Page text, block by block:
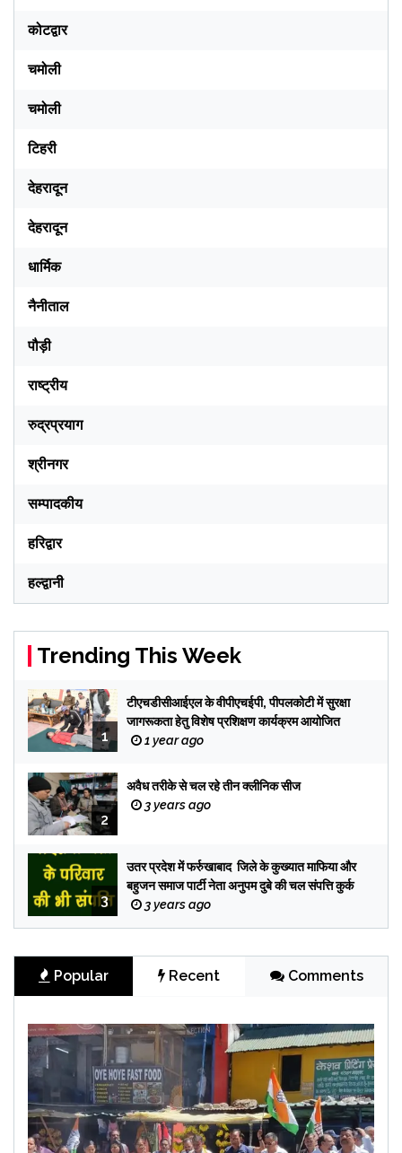
कोटद्वार
चमोली
चमोली
टिहरी
देहरादून
देहरादून
धार्मिक
नैनीताल
पौड़ी
राष्ट्रीय
रुद्रप्रयाग
श्रीनगर
सम्पादकीय
हरिद्वार
हल्द्वानी
Trending This Week
1
टीएचडीसीआईएल के वीपीएचईपी, पीपलकोटी में सुरक्षा
जागरूकता हेतु विशेष प्रशिक्षण कार्यक्रम आयोजित
1 year ago
2
अवैध तरीके से चल रहे तीन क्लीनिक सीज
3 years ago
3
उतर प्रदेश में फर्रुखाबाद जिले के कुख्यात माफिया और
बहुजन समाज पार्टी नेता अनुपम दुबे की चल संपत्ति कुर्क
3 years ago
Popular Recent Comments